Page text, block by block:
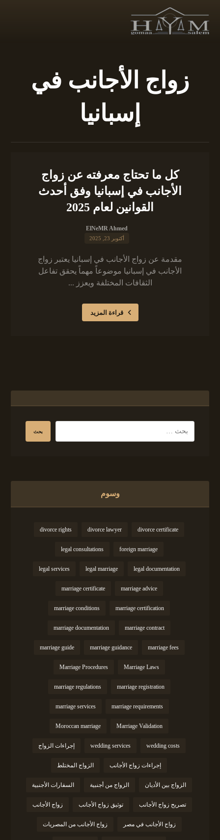
زواج الأجانب في
إسبانيا
كل ما تحتاج معرفته عن زواج
الأجانب في إسبانيا وفق أحدث
القوانين لعام 2025
ElNeMR Ahmed
أكتوبر 23, 2025
مقدمة عن زواج الأجانب في إسبانيا يعتبر زواج
الأجانب في إسبانيا موضوعاً مهماً يحقق تفاعل
الثقافات المختلفة ويعزز ...
قراءة المزيد
وسوم
divorce certificate
divorce lawyer
divorce rights
foreign marriage
legal consultations
legal documentation
legal marriage
legal services
marriage advice
marriage certificate
marriage certification
marriage conditions
marriage contract
marriage documentation
marriage fees
marriage guidance
marriage guide
Marriage Laws
Marriage Procedures
marriage registration
marriage regulations
marriage requirements
marriage services
Marriage Validation
Moroccan marriage
wedding costs
wedding services إجراءات الزواج
إجراءات زواج الأجانب الزواج المختلط
الزواج بين الأديان الزواج من أجنبية السفارات الأجنبية
تصريح زواج الأجانب توثيق زواج الأجانب زواج الأجانب
زواج الأجانب في مصر زواج الأجانب من المصريات